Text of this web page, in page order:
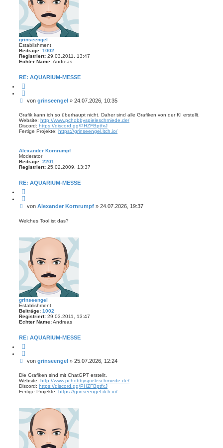
grinseengel
Establishment
Beiträge: 1002
Registriert: 29.03.2011, 13:47
Echter Name:Andreas
RE: AQUARIUM-MESSE
i
r
e
n
B
i
t
r
a
von grinseengel» 24.07.2026, 10:35
Grafik kann ich so überhaupt nicht. Daher sind alle Grafiken von der KI erstellt.
Website: http://www.pchobbyspieleschmiede.de/
Discord: https://discord.gg/PHZFBptfxJ
Fertige Projekte: https://grinseengel.itch.io/
Alexander Kornrumpf
Moderator
Beiträge: 2201
Registriert: 25.02.2009, 13:37
RE: AQUARIUM-MESSE
i
e
B
i
a
g
von Alexander Kornrumpf» 24.07.2026, 19:37
Welches Tool ist das?
grinseengel
Establishment
Beiträge: 1002
Registriert: 29.03.2011, 13:47
Echter Name:Andreas
RE: AQUARIUM-MESSE
i
r
e
n
B
i
t
r
a
von grinseengel» 25.07.2026, 12:24
Die Grafiken sind mit ChatGPT erstellt.
Website: http://www.pchobbyspieleschmiede.de/
Discord: https://discord.gg/PHZFBptfxJ
Fertige Projekte: https://grinseengel.itch.io/